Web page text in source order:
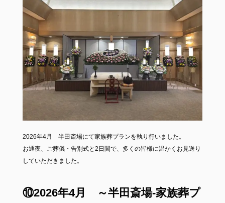
2026年4月 半田斎場にて家族葬プランを執り行いました。
お通夜、ご葬儀・告別式と2日間で、多くの皆様に温かくお見送り
していただきました。
⑩2026年4月 ～半田斎場-家族葬プ